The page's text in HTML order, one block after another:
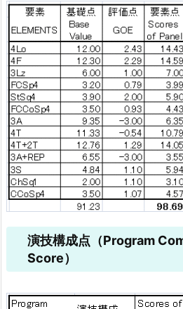
演技構成点（Program
Score）